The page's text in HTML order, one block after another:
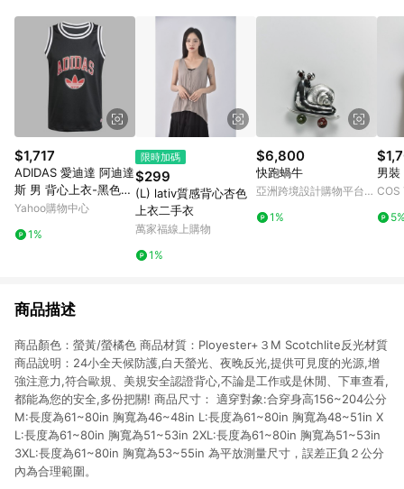
$1,717
ADIDAS 愛迪達 阿迪達
斯 男 背心上衣-黑色
系-EXT Q12 VARSITY-
Yahoo購物中心
1%
限時加碼
$299
(L) lativ質感背心杏色
上衣二手衣
萬家福線上購物
1%
$6,800
快跑蝸牛
亞洲跨境設計購物平台
1%
男裝
COS
商品描述
商品顏色：螢黃/螢橘色 商品材質：Ployester+３M Scotchlite反光材質
商品說明：24小全天候防護,白天螢光、夜晚反光,提供可見度的光源,增
強注意力,符合歐規、美規安全認證背心,不論是工作或是休閒、下車查看,
都能為您的安全,多份把關! 商品尺寸： 適穿對象:合穿身高156~204公分
M:長度為61~80in 胸寬為46~48in L:長度為61~80in 胸寬為48~51in X
L:長度為61~80in 胸寬為51~53in 2XL:長度為61~80in 胸寬為51~53in
3XL:長度為61~80in 胸寬為53~55in 為平放測量尺寸，誤差正負２公分
內為合理範圍。